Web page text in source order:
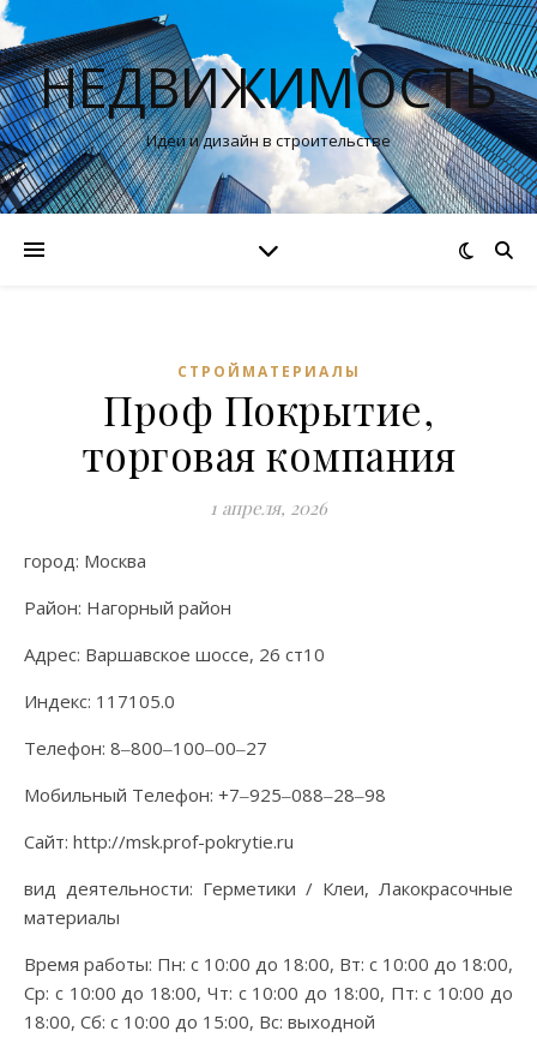
НЕДВИЖИМОСТЬ
Идеи и дизайн в строительстве
СТРОЙМАТЕРИАЛЫ
Проф Покрытие,
торговая компания
1 апреля, 2026
город: Москва
Район: Нагорный район
Адрес: Варшавское шоссе, 26 ст10
Индекс: 117105.0
Телефон: 8‒800‒100‒00‒27
Мобильный Телефон: +7‒925‒088‒28‒98
Сайт: http://msk.prof-pokrytie.ru
вид деятельности: Герметики / Клеи, Лакокрасочные
материалы
Время работы: Пн: с 10:00 до 18:00, Вт: с 10:00 до 18:00,
Ср: с 10:00 до 18:00, Чт: с 10:00 до 18:00, Пт: с 10:00 до
18:00, Сб: с 10:00 до 15:00, Вс: выходной